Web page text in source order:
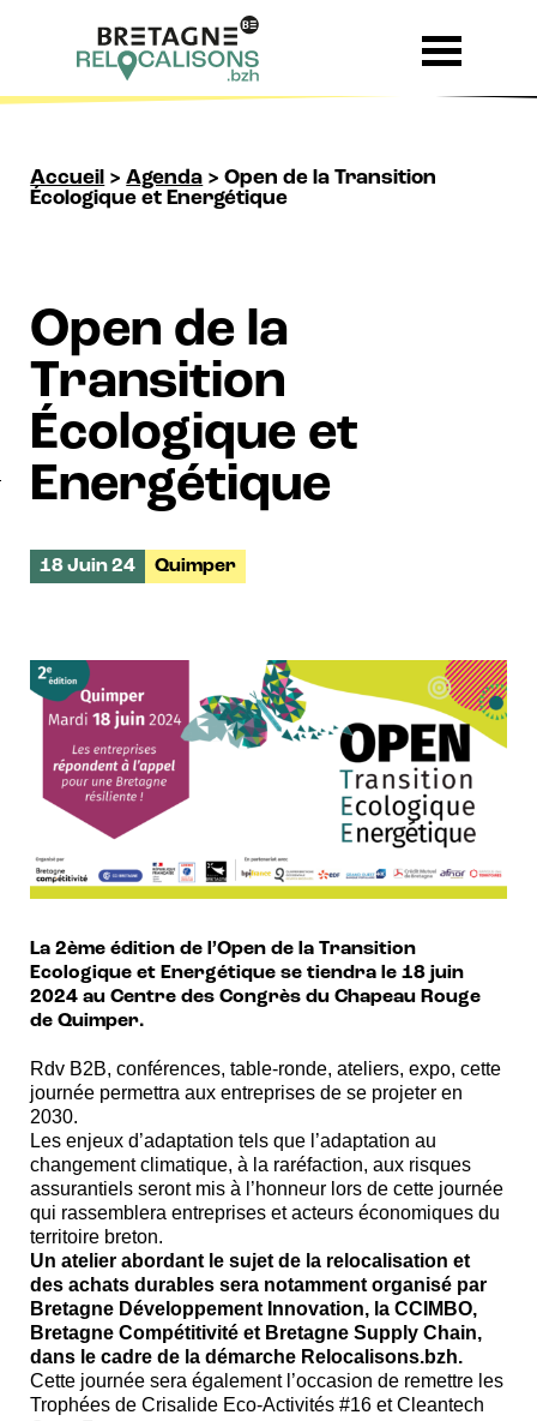
Accueil >Agenda >Open de la Transition
Écologique et Energétique
Open de la
Transition
Écologique et
Energétique
18 Juin 24 Quimper
La 2ème édition de l’Open de la Transition
Ecologique et Energétique se tiendra le 18 juin
2024 au Centre des Congrès du Chapeau Rouge
de Quimper.
Rdv B2B, conférences, table-ronde, ateliers, expo, cette
journée permettra aux entreprises de se projeter en
2030.
Les enjeux d’adaptation tels que l’adaptation au
changement climatique, à la raréfaction, aux risques
assurantiels seront mis à l’honneur lors de cette journée
qui rassemblera entreprises et acteurs économiques du
territoire breton.
Un atelier abordant le sujet de la relocalisation et
des achats durables sera notamment organisé par
Bretagne Développement Innovation, la CCIMBO,
Bretagne Compétitivité et Bretagne Supply Chain,
dans le cadre de la démarche Relocalisons.bzh.
Cette journée sera également l’occasion de remettre les
Trophées de Crisalide Eco-Activités #16 et Cleantech